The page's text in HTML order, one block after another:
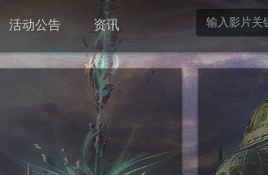
活动公告 资讯